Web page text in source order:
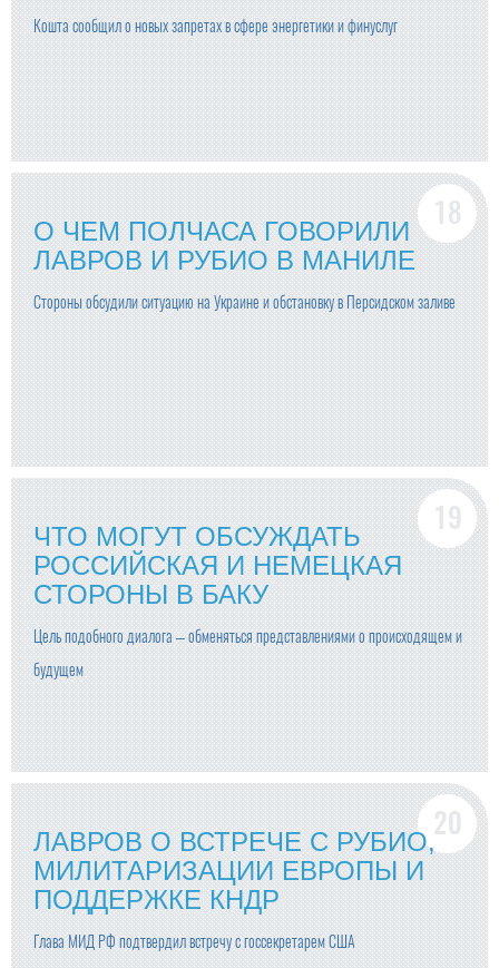
Кошта сообщил о новых запретах в сфере энергетики и финуслуг
О ЧЕМ ПОЛЧАСА ГОВОРИЛИ
ЛАВРОВ И РУБИО В МАНИЛЕ
Стороны обсудили ситуацию на Украине и обстановку в Персидском заливе
ЧТО МОГУТ ОБСУЖДАТЬ
РОССИЙСКАЯ И НЕМЕЦКАЯ
СТОРОНЫ В БАКУ
Цель подобного диалога – обменяться представлениями о происходящем и
будущем
ЛАВРОВ О ВСТРЕЧЕ С РУБИО,
МИЛИТАРИЗАЦИИ ЕВРОПЫ И
ПОДДЕРЖКЕ КНДР
Глава МИД РФ подтвердил встречу с госсекретарем США